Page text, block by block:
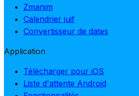
Zmanim
Calendrier juif
Convertisseur de dates
Application
Télécharger pour iOS
Liste d'attente Android